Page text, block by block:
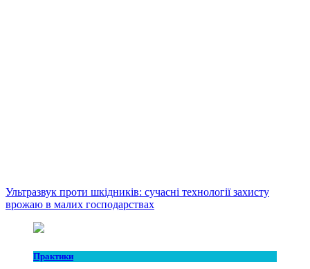
Ультразвук проти шкідників: сучасні технології захисту
врожаю в малих господарствах
Практики